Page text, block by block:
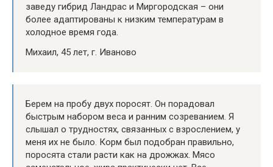
заведу гибрид Ландрас и Миргородская – они
более адаптированы к низким температурам в
холодное время года.
Михаил, 45 лет, г. Иваново
Берем на пробу двух поросят. Он порадовал
быстрым набором веса и ранним созреванием. Я
слышал о трудностях, связанных с взрослением, у
меня их не было. Корм был подобран правильно,
поросята стали расти как на дрожжах. Мясо